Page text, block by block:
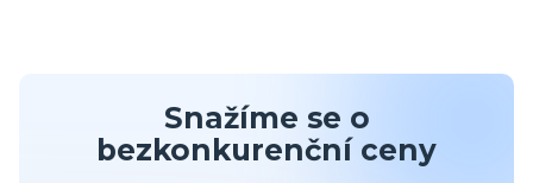
Snažíme se o
bezkonkurenční ceny